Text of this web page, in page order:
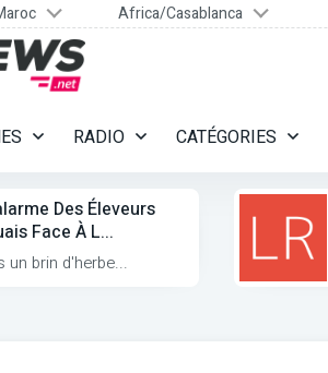
Africa/Casablanca
RADIO CATÉGORIES
Des Éleveurs
Face À L...
un brin d'herbe...